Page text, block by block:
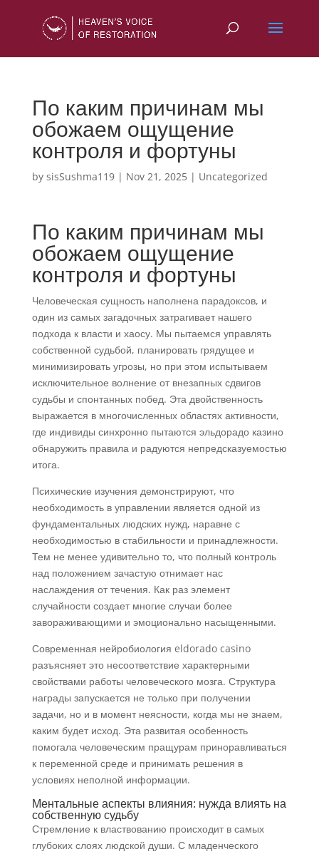
По каким причинам мы
обожаем ощущение
контроля и фортуны
by sisSushma119| Nov 21, 2025| Uncategorized
По каким причинам мы
обожаем ощущение
контроля и фортуны
Человеческая сущность наполнена парадоксов, и
один из самых загадочных затрагивает нашего
подхода к власти и хаосу. Мы пытаемся управлять
собственной судьбой, планировать грядущее и
минимизировать угрозы, но при этом испытываем
исключительное волнение от внезапных сдвигов
судьбы и спонтанных побед. Эта двойственность
выражается в многочисленных областях активности,
где индивиды синхронно пытаются эльдорадо казино
обнаружить правила и радуются непредсказуемостью
итога.
Психические изучения демонстрируют, что
необходимость в управлении является одной из
фундаментальных людских нужд, наравне с
необходимостью в стабильности и принадлежности.
Тем не менее удивительно то, что полный контроль
над положением зачастую отнимает нас
наслаждения от течения. Как раз элемент
случайности создает многие случаи более
завораживающими и эмоционально насыщенными.
Современная нейробиология eldorado casino
разъясняет это несоответствие характерными
свойствами работы человеческого мозга. Структура
награды запускается не только при получении
задачи, но и в момент неясности, когда мы не знаем,
каким будет исход. Эта развитая особенность
помогала человеческим пращурам приноравливаться
к переменной среде и принимать решения в
условиях неполной информации.
Ментальные аспекты влияния: нужда влиять на
собственную судьбу
Стремление к властвованию происходит в самых
глубоких слоях людской души. С младенческого